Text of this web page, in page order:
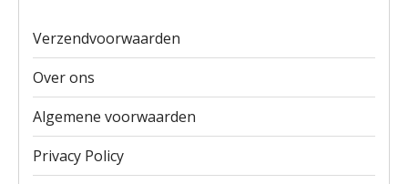
Verzendvoorwaarden
Over ons
Algemene voorwaarden
Privacy Policy